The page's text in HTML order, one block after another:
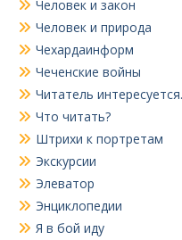
Человек и закон
Человек и природа
Чехардаинформ
Чеченские войны
Читатель
Что читать?
Штрихи к портретам
Экскурсии
Элеватор
Энциклопедии
Я в бой иду